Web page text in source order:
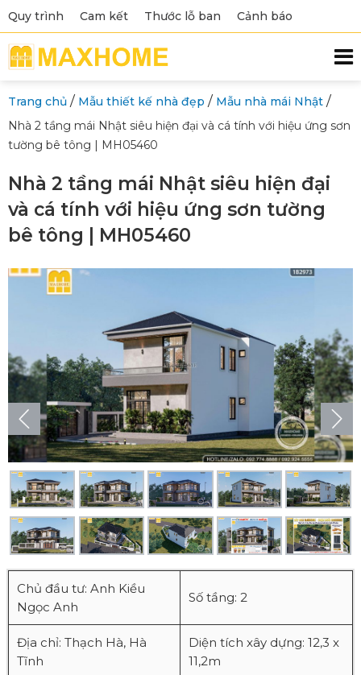
Quy trình Cam kết Thước lỗ ban Cảnh báo
Trang chủ / Mẫu thiết kế nhà đẹp / Mẫu nhà mái Nhật /
Nhà 2 tầng mái Nhật siêu hiện đại và cá tính với hiệu ứng sơn
tường bê tông | MH05460
Nhà 2 tầng mái Nhật siêu hiện đại
và cá tính với hiệu ứng sơn tường
bê tông | MH05460
Chủ đầu tư: Anh Kiều
Ngọc Anh
Số tầng: 2
Địa chỉ: Thạch Hà, Hà
Tĩnh
Diện tích xây dựng: 12,3 x
11,2m